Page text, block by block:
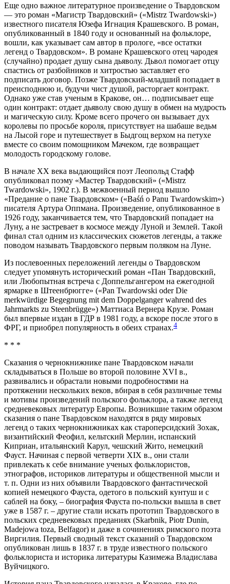
Еще одно важное литературное произведение о Твардовском
— это роман «Магистр Твардовский» («Mistrz Twardowski»)
известного писателя Юзефа Игнация Крашевского. В роман,
опубликованный в 1840 году и основанный на фольклоре,
вошли, как указывает сам автор в прологе, «все остатки
легенд о Твардовском». В романе Крашевского отец чародея
(случайно) продает душу сына дьяволу. Дьвол помогает отцу
спастись от разбойников и хитростью заставляет его
подписать договор. Позже Твардовский-младший попадает в
преисподнюю и, будучи чист душой, расторгает контракт.
Однако уже став ученым в Кракове, он… подписывает еще
один контракт: отдает дьяволу свою душу в обмен на мудрость
и магическую силу. Кроме всего прочего он вызывает дух
королевы по просьбе короля, присутствует на шабаше ведьм
на Лысой горе и путешествует в Быдгощ верхом на петухе
вместе со своим помощником Мачеком, где возвращает
молодость городскому голове.
В начале ХХ века выдающийся поэт Леопольд Стафф
опубликовал поэму «Мастер Твардовский» («Mistrz
Twardowski», 1902 г.). В межвоенный период вышло
«Предание о пане Твардовском» («Baśń o Panu Twardowskim»)
писателя Артура Оппмана. Произведение, опубликованное в
1926 году, заканчивается тем, что Твардовский попадает на
Луну, а не застревает в космосе между Луной и Землей. Такой
финал стал одним из классических сюжетов легенды, а также
поводом называть Твардовского первым поляком на Луне.
Из послевоенных переложений легенды о Твардовском
следует упомянуть исторический роман «Пан Твардовский,
или Любопытная встреча с Доппельгангером на ежегодной
ярмарке в Штеенбрюгге» («Pan Twardowski oder Die
merkwürdige Begegnung mit dem Doppelganger wahrend des
Jahrmarkts zu Steenbrügge») Маттиаса Вернера Крузе. Роман
был впервые издан в ГДР в 1981 году, а вскоре после этого в
ФРГ, и приобрел популярность в обеих странах.4
* * *
Сказания о чернокнижнике пане Твардовском начали
складываться в Польше во второй половине XVI в.,
развивались и обрастали новыми подробностями на
протяжении нескольких веков, вбирая в себя различные темы
и мотивы произведений польского фольклора, а также легенд
средневековых литератур Европы. Возникшие таким образом
сказания о пане Твардовском находятся в ряду мировых
легенд о таких чернокнижниках как староперсидский Зохак,
византийский Феофил, кельтский Мерлин, испанский
Киприан, итальянский Карул, чешский Жито, немецкий
Фауст. Начиная с первой четверти XIX в., они стали
привлекать к себе внимание ученых фольклористов,
этнографов, историков литературы и общественной мысли и
т. п. Одни из них объявили Твардовского фантастической
копией немецкого Фауста, одетого в польский кунтуш и с
саблей на боку, – биография Фауста по-польски вышла в свет
уже в 1587 г. – другие стали искать прототип Твардовского в
польских средневековых преданиях (Skarbnik, Piotr Dunin,
Madejowa toza, Belfagor) и даже в сочинениях римского поэта
Виргилия. Первый сводный текст сказаний о Твардовском
опубликован лишь в 1837 г. в труде известного польского
фольклориста и историка литературы Казимежа Владислава
Вуйчицкого.